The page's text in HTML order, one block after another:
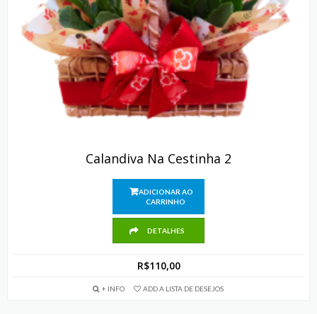
Calandiva Na Cestinha 2
ADICIONAR AO
CARRINHO
DETALHES
R$110,00
+ INFO ADD A LISTA DE DESEJOS